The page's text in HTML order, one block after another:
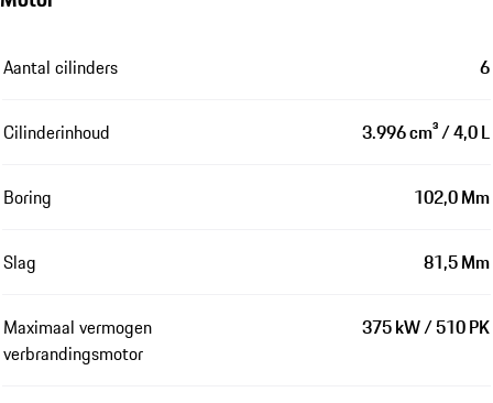
Aantal cilinders 6
Cilinderinhoud 3.996 cm³ / 4,0 L
Boring 102,0 Mm
Slag 81,5 Mm
Maximaal vermogen
verbrandingsmotor
375 kW / 510 PK